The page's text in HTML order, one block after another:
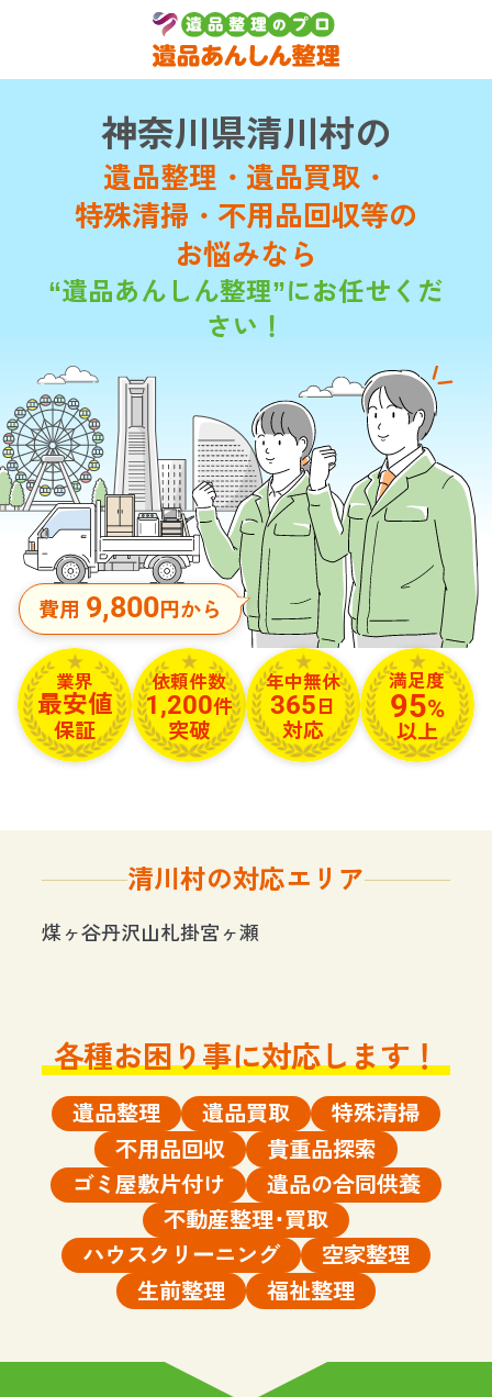
神奈川県清川村の
遺品整理・遺品買取・
特殊清掃・不用品回収等の
お悩みなら
“遺品あんしん整理”にお任せくだ
さい！
費用 9,800円から
業界
最安値
保証
依頼件数
1,200件
突破
年中無休
365 日
対応
満足度
95%
以上
清川村の対応エリア
煤ヶ谷丹沢山札掛宮ヶ瀬
各種お困り事に対応します！
遺品整理 遺品買取
特殊清掃
不用品回収
貴重品探索
ゴミ屋敷片付け
遺品の合同供養
不動産整理･買取
ハウスクリーニング
空家整理
生前整理
福祉整理